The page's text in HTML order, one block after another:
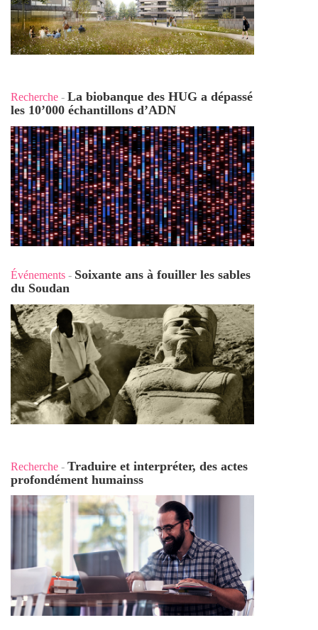
Recherche - La biobanque des HUG a dépassé
les 10’000 échantillons d’ADN
Événements - Soixante ans à fouiller les sables
du Soudan
Recherche - Traduire et interpréter, des actes
profondément humainss